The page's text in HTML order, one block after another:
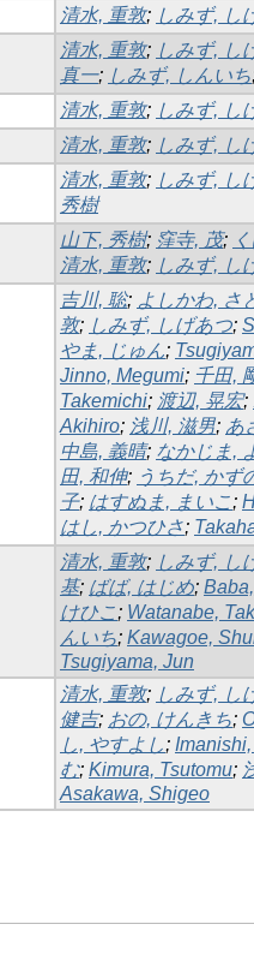
清水, 重敦; しみず, し
清水, 重敦; しみず, し
真一; しみず, しんいち
清水, 重敦; しみず, し
清水, 重敦; しみず, し
清水, 重敦; しみず, し
秀樹
山下, 秀樹; 窪寺, 茂;
清水, 重敦; しみず, し
吉川, 聡; よしかわ, さ
敦; しみず, しげあつ;
やま, じゅん;
Jinno, Megumi; 千田,
Takemichi; 渡辺, 晃宏;
Akihiro; 浅川, 滋男; あ
中島, 義晴; なかじま,
田, 和伸; うちだ, かず
子; はすぬま, まいこ;
はし, かつひさ;
清水, 重敦; しみず, し
基; ばば, はじめ;
けひこ; Watanabe,
んいち; Kawagoe,
Tsugiyama, Jun
清水, 重敦; しみず, し
健吉; おの, けんきち;
し, やすよし;
む; Kimura, Tsutomu;
Asakawa, Shigeo